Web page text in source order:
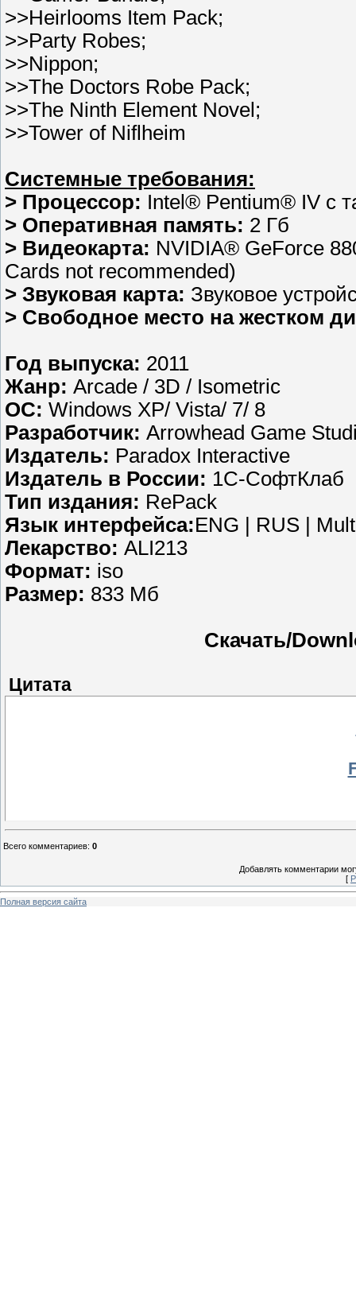
>>Heirlooms Item Pack;
>>Party Robes;
>>Nippon;
>>The Doctors Robe Pack;
>>The Ninth Element Novel;
>>Tower of Niflheim
Системные требования:
> Процессор: Intel® Pentium® IV с
> Оперативная память: 2 Гб
> Видеокарта: NVIDIA® GeForce
Cards not recommended)
> Звуковая карта: Звуковое
> Свободное место на жестком
Год выпуска: 2011
Жанр: Arcade / 3D / Isometric
ОС: Windows XP/ Vista/ 7/ 8
Разработчик: Arrowhead Game
Издатель: Paradox Interactive
Издатель в России: 1С-СофтКлаб
Тип издания: RePack
Язык интерфейса:ENG | RUS |
Лекарство: ALI213
Формат: iso
Размер: 833 Мб
Скачать/
Цитата
Всего комментариев: 0
Добавлять комментарии
[
Полная версия сайта